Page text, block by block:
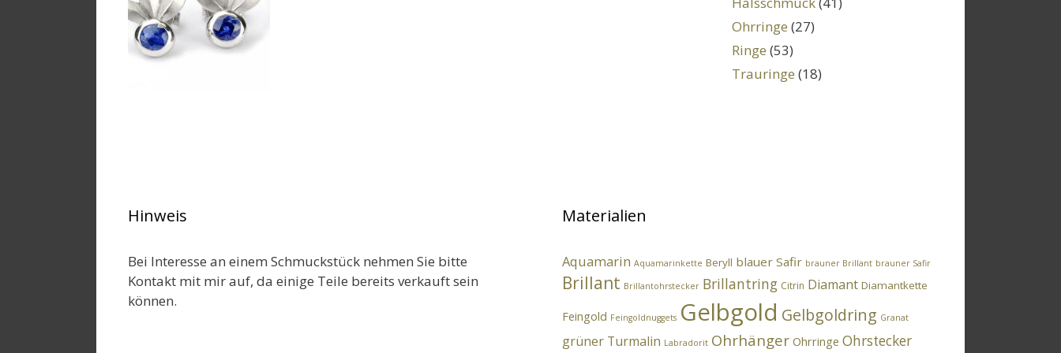
Ohrringe (27)
Ringe (53)
Trauringe (18)
Hinweis
Bei Interesse an einem Schmuckstück nehmen Sie bitte
Kontakt mit mir auf, da einige Teile bereits verkauft sein
können.
Materialien
Aquamarin Aquamarinkette Beryll blauer Safir brauner Brillant brauner Safir
Brillant Brillantohrstecker Brillantring Citrin Diamant Diamantkette
Feingold Feingoldnuggets Gelbgold Gelbgoldring Granat
grüner Turmalin Labradorit Ohrhänger Ohrringe Ohrstecker